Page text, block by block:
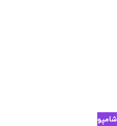
شامپو